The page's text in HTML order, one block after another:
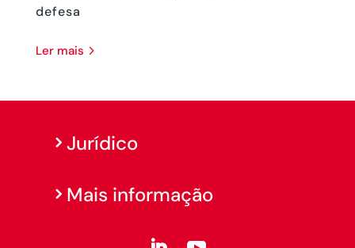
defesa
ler mais
Jurídico
Mais informação